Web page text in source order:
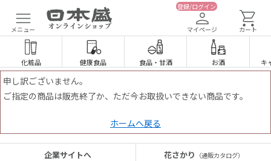
メニュー
登録/ログイン
マイページ カート
化粧品 健康食品 食品・ 甘酒 お酒 キ
申し訳ございません。
ご指定の商品は販売終了か、ただ今お取扱いできない商品です。
ホームへ戻る
企業サイトへ 花さかり （通販カタログ）